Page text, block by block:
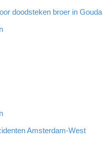
doodsteken broer in Gouda
Amsterdam-West